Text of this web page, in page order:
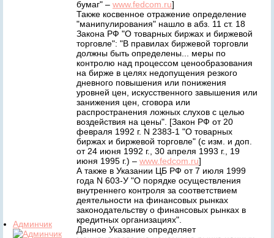
Админчик
бумаг" – www.fedcom.ru]
Также косвенное отражение определение
"манипулирования" нашло в абз. 11 ст. 18
Закона РФ "О товарных биржах и биржевой
торговле": "В правилах биржевой торговли
должны быть определены... меры по
контролю над процессом ценообразования
на бирже в целях недопущения резкого
дневного повышения или понижения
уровней цен, искусственного завышения или
занижения цен, сговора или
распространения ложных слухов с целью
воздействия на цены". [Закон РФ от 20
февраля 1992 г. N 2383-1 "О товарных
биржах и биржевой торговле" (с изм. и доп.
от 24 июня 1992 г., 30 апреля 1993 г., 19
июня 1995 г.) – www.fedcom.ru]
А также в Указании ЦБ РФ от 7 июля 1999
года N 603-У "О порядке осуществления
внутреннего контроля за соответствием
деятельности на финансовых рынках
законодательству о финансовых рынках в
кредитных организациях".
Данное Указание определяет